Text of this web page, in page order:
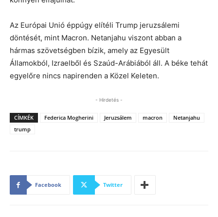
Az Európai Unió éppúgy elítéli Trump jeruzsálemi
döntését, mint Macron. Netanjahu viszont abban a
hármas szövetségben bízik, amely az Egyesült
Államokból, Izraelből és Szaúd-Arábiából áll. A béke tehát
egyelőre nincs napirenden a Közel Keleten.
- Hirdetés -
CÍMKÉK Federica Mogherini Jeruzsálem macron
Netanjahu
trump
Facebook Twitter